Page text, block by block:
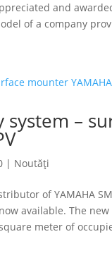
and
of a company
system –
| Noutăți
of YAMAHA
available. The
meter of